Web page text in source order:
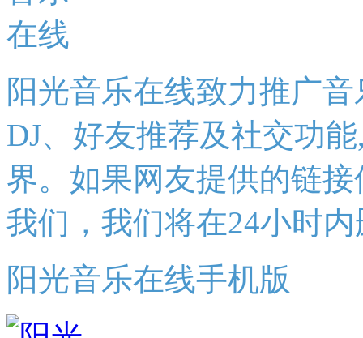
阳光音乐在线致力推广
DJ、好友推荐及社交功
界。如果网友提供的链
我们，我们将在24小时
阳光音乐在线手机版